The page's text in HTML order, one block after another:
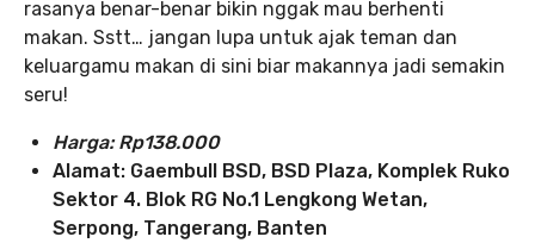
rasanya benar-benar bikin nggak mau berhenti
makan. Sstt… jangan lupa untuk ajak teman dan
keluargamu makan di sini biar makannya jadi semakin
seru!
Harga: Rp138.000
Alamat: Gaembull BSD, BSD Plaza, Komplek Ruko
Sektor 4. Blok RG No.1 Lengkong Wetan,
Serpong, Tangerang, Banten